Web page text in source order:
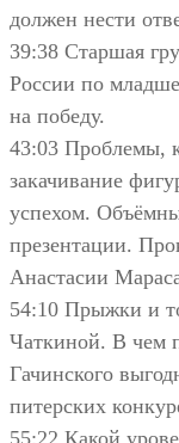
должен нести
39:38 Старшая
России по
на победу.
43:03 Проблемы,
закачивание
успехом.
презентации.
Анастасии
54:10 Прыжки и
Чаткиной. В чем
Гачинского
питерских
55:22 Какой